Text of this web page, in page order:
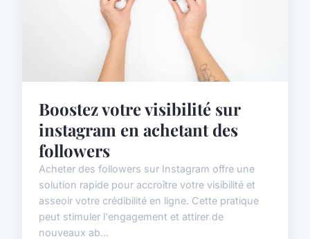
Boostez votre visibilité sur
instagram en achetant des
followers
Acheter des followers sur Instagram offre une
solution rapide pour accroître votre visibilité et
asseoir votre crédibilité en ligne. Cette pratique
peut stimuler l'engagement et attirer de
nouveaux ab...